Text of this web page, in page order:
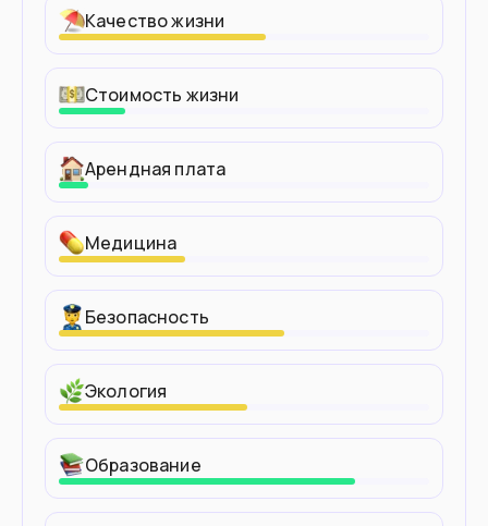
Качество жизни
Стоимость жизни
Арендная плата
Медицина
Безопасность
Экология
Образование